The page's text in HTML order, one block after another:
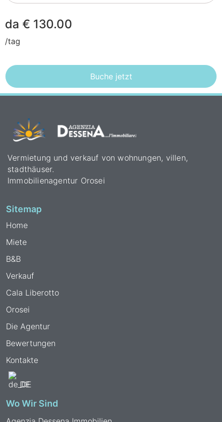
da € 130.00
/tag
Buche jetzt
Vermietung und verkauf von wohnungen, villen,
stadthäuser.
Immobilienagentur Orosei
Sitemap
Home
Miete
B&B
Verkauf
Cala Liberotto
Orosei
Die Agentur
Bewertungen
Kontakte
DE
Wo Wir Sind